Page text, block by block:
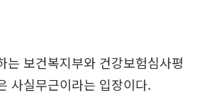
는 보건복지부와 건강보험심사평
사실무근이라는 입장이다.